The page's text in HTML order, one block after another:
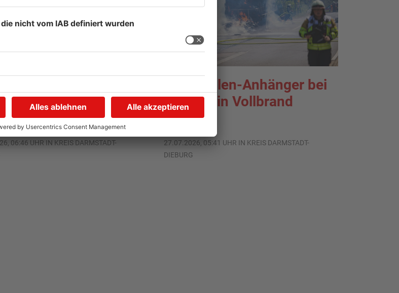
für
06:46 UHR IN KREIS DARMSTADT-
Strohballen-Anhänger bei
Dieburg in Vollbrand
27.07.2026, 05:41 UHR IN KREIS DARMSTADT-
DIEBURG